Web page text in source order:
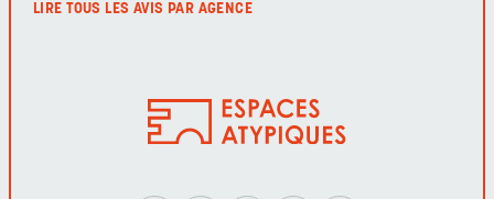
LIRE TOUS LES AVIS PAR AGENCE